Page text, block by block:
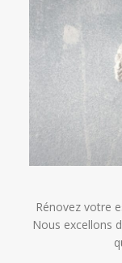
Rénovez votre
Nous excellons